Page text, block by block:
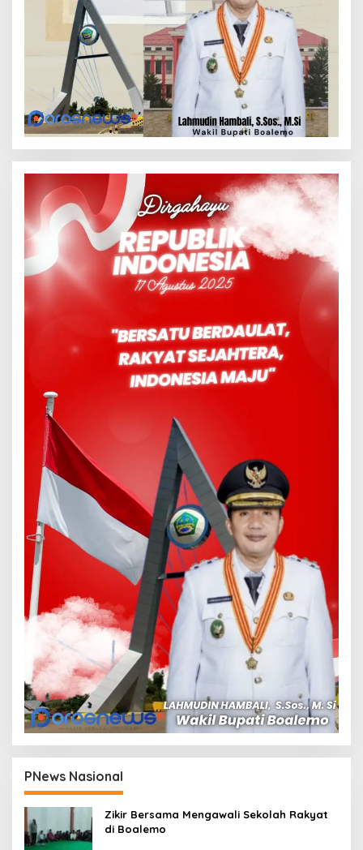
PNews Nasional
Zikir Bersama Mengawali Sekolah Rakyat
di Boalemo